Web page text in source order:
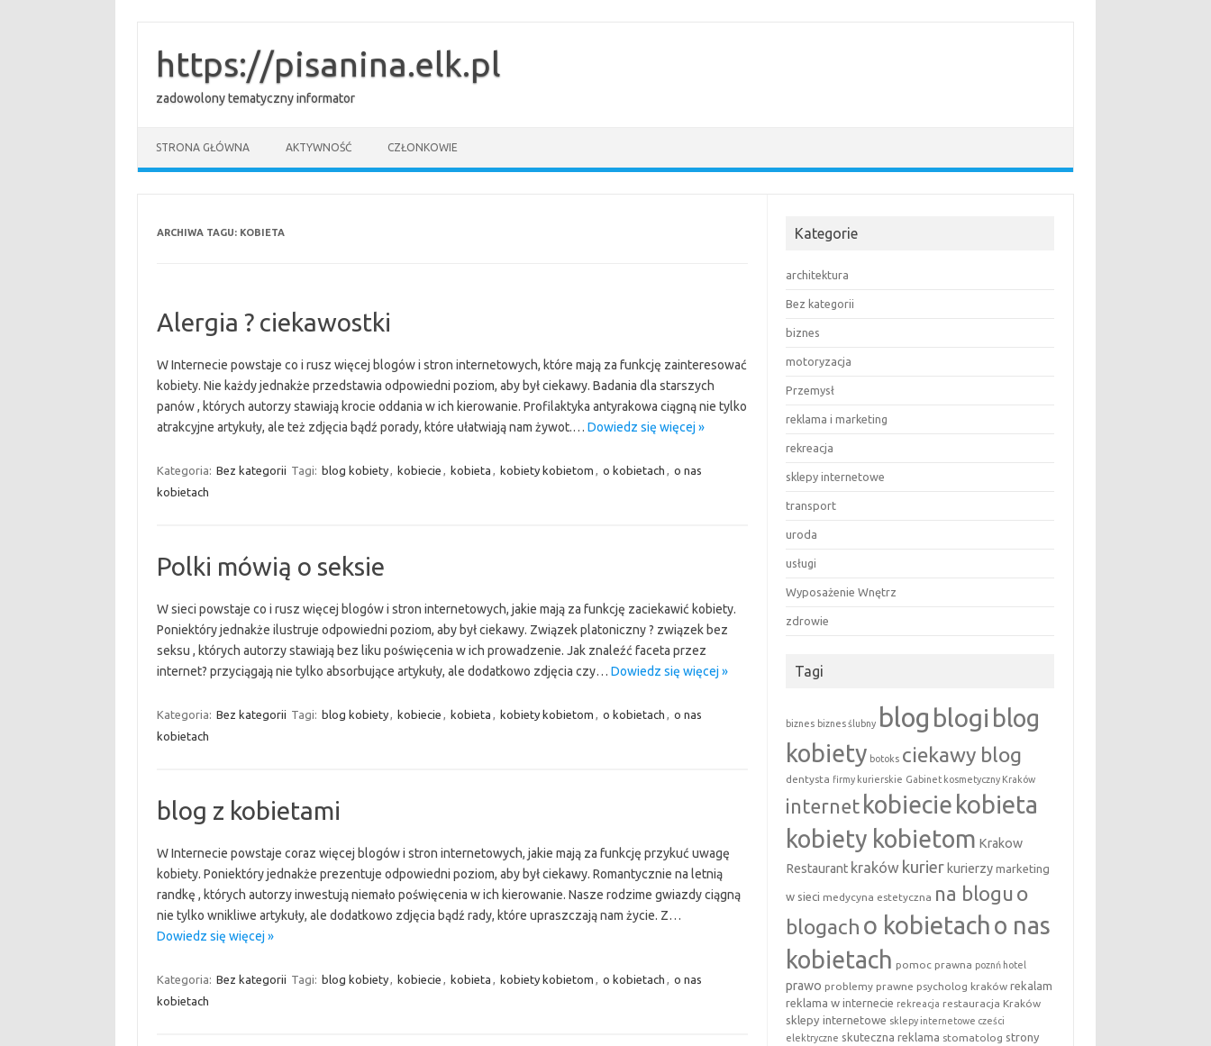
treścihttps://pisanina.elk.pl
zadowolony tematyczny informator
STRONA GŁÓWNA AKTYWNOŚĆ CZŁONKOWIE
ARCHIWA TAGU: KOBIETA
Alergia ? ciekawostki
W Internecie powstaje co i rusz więcej blogów i stron internetowych, które mają za funkcję zainteresować
kobiety. Nie każdy jednakże przedstawia odpowiedni poziom, aby był ciekawy. Badania dla starszych
panów , których autorzy stawiają krocie oddania w ich kierowanie. Profilaktyka antyrakowa ciągną nie tylko
atrakcyjne artykuły, ale też zdjęcia bądź porady, które ułatwiają nam żywot.… Dowiedz się więcej »
Kategoria: Bez kategorii Tagi: blog kobiety, kobiecie , kobieta , kobiety kobietom , o kobietach , o nas
kobietach
Polki mówią o seksie
W sieci powstaje co i rusz więcej blogów i stron internetowych, jakie mają za funkcję zaciekawić kobiety.
Poniektóry jednakże ilustruje odpowiedni poziom, aby był ciekawy. Związek platoniczny ? związek bez
seksu , których autorzy stawiają bez liku poświęcenia w ich prowadzenie. Jak znaleźć faceta przez
internet? przyciągają nie tylko absorbujące artykuły, ale dodatkowo zdjęcia czy… Dowiedz się więcej »
Kategoria: Bez kategorii Tagi: blog kobiety, kobiecie , kobieta , kobiety kobietom , o kobietach , o nas
kobietach
blog z kobietami
W Internecie powstaje coraz więcej blogów i stron internetowych, jakie mają za funkcję przykuć uwagę
kobiety. Poniektóry jednakże prezentuje odpowiedni poziom, aby był ciekawy. Romantycznie na letnią
randkę , których autorzy inwestują niemało poświęcenia w ich kierowanie. Nasze rodzime gwiazdy ciągną
nie tylko wnikliwe artykuły, ale dodatkowo zdjęcia bądź rady, które upraszczają nam życie. Z…
Dowiedz się więcej »
Kategoria: Bez kategorii Tagi: blog kobiety, kobiecie , kobieta , kobiety kobietom , o kobietach , o nas
kobietach
Kategorie
architektura
Bez kategorii
biznes
motoryzacja
Przemysł
reklama i marketing
rekreacja
sklepy internetowe
transport
uroda
usługi
Wyposażenie Wnętrz
zdrowie
Tagi
biznes biznes ślubny blog blogi blog
kobiety botoks ciekawy blog
dentysta firmy kurierskie Gabinet kosmetyczny Kraków
internet kobiecie kobieta
kobiety kobietom Krakow
Restaurant kraków kurier kurierzy marketing
w sieci medycyna estetyczna na blogu o
blogach o kobietach o nas
kobietach pomoc prawna poznń hotel
prawo problemy prawne psycholog kraków rekalam
reklama w internecie rekreacja restauracja Kraków
sklepy internetowe sklepy internetowe cześci
elektryczne skuteczna reklama stomatolog strony